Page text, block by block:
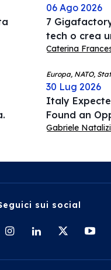
06 Ago 2026
7
tech o crea
Caterina
Europa, NATO,
30 Lug 2026
Italy
Found an
Gabriele
sui social